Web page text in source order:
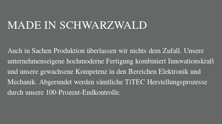
MADE IN SCHWARZWALD
Auch in Sachen Produktion überlassen wir nichts dem Zufall. Unsere
unternehmenseigene hochmoderne Fertigung kombiniert Innovationskraft
und unsere gewachsene Kompetenz in den Bereichen Elektronik und
Mechanik. Abgerundet werden sämtliche TiTEC Herstellungsprozesse
durch unsere 100-Prozent-Endkontrolle.